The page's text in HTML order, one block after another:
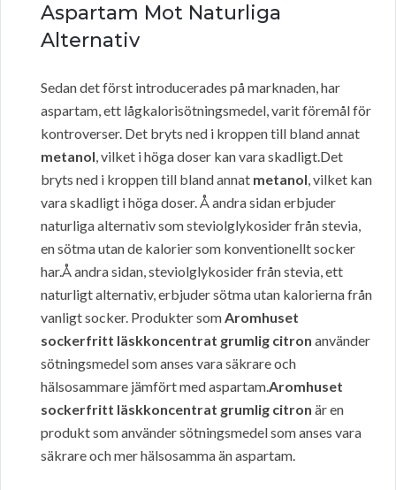
Aspartam Mot Naturliga
Alternativ
Sedan det först introducerades på marknaden, har
aspartam, ett lågkalorisötningsmedel, varit föremål för
kontroverser. Det bryts ned i kroppen till bland annat
metanol, vilket i höga doser kan vara skadligt.Det
bryts ned i kroppen till bland annat metanol, vilket kan
vara skadligt i höga doser. Å andra sidan erbjuder
naturliga alternativ som steviolglykosider från stevia,
en sötma utan de kalorier som konventionellt socker
har.Å andra sidan, steviolglykosider från stevia, ett
naturligt alternativ, erbjuder sötma utan kalorierna från
vanligt socker. Produkter somAromhuset
sockerfritt läskkoncentrat grumlig citron använder
sötningsmedel som anses vara säkrare och
hälsosammare jämfört med aspartam.Aromhuset
sockerfritt läskkoncentrat grumlig citron är en
produkt som använder sötningsmedel som anses vara
säkrare och mer hälsosamma än aspartam.